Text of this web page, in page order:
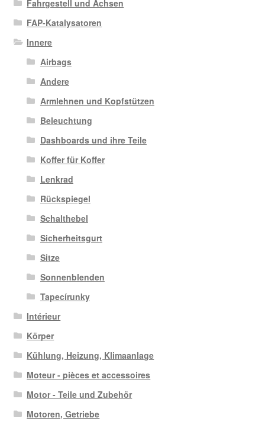
Fahrgestell und Achsen
FAP-Katalysatoren
Innere
Airbags
Andere
Armlehnen und Kopfstützen
Beleuchtung
Dashboards und ihre Teile
Koffer für Koffer
Lenkrad
Rückspiegel
Schalthebel
Sicherheitsgurt
Sitze
Sonnenblenden
Tapecírunky
Intérieur
Körper
Kühlung, Heizung, Klimaanlage
Moteur - pièces et accessoires
Motor - Teile und Zubehör
Motoren, Getriebe